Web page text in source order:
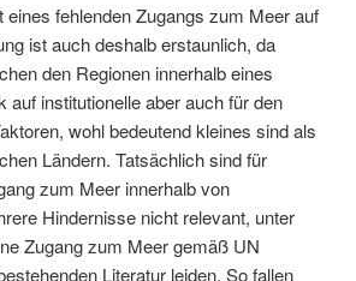
eines fehlenden Zugangs zum Meer auf
ist auch deshalb erstaunlich, da
den Regionen innerhalb eines
auf institutionelle aber auch für den
wohl bedeutend kleines sind als
Ländern. Tatsächlich sind für
zum Meer innerhalb von
Hindernisse nicht relevant, unter
Zugang zum Meer gemäß UN
Literatur leiden. So fallen